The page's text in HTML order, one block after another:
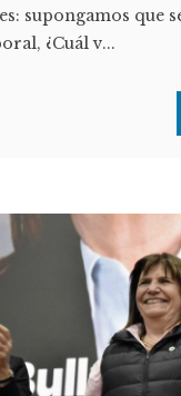
supongamos que
¿Cuál v...